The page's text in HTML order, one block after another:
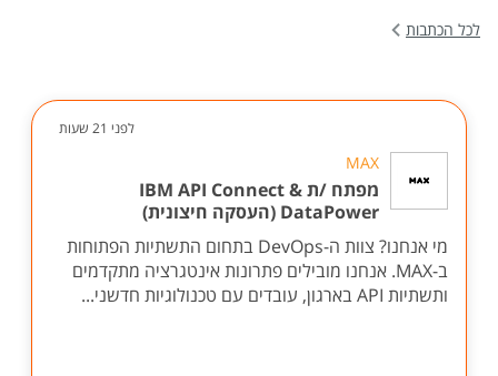
לכל הכתבות
לפני 21 שעות
MAX
מפתח /ת IBM API Connect &
DataPower (העסקה חיצונית)
מי אנחנו? צוות ה-DevOps בתחום התשתיות הפתוחות
ב-MAX. אנחנו מובילים פתרונות אינטגרציה מתקדמים
ותשתיות API בארגון, עובדים עם טכנולוגיות חדשני...